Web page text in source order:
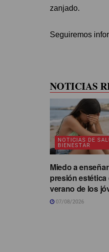
zanjado.
Seguiremos
NOTICIAS
NOTICIAS DE
BIENESTAR
Miedo a
presión
verano de los
07/08/2026